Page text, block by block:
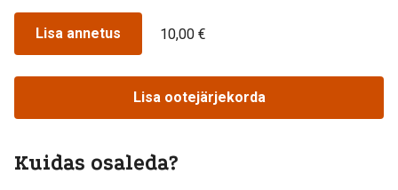
Lisa annetus 10,00 €
Lisa ootejärjekorda
Kuidas osaleda?